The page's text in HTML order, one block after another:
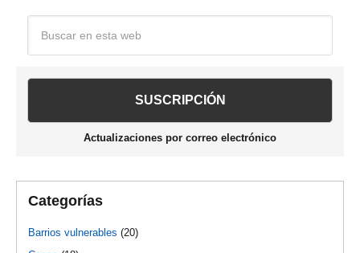
Barra
lateral
principal
Actualizaciones por correo electrónico
Categorías
Barrios vulnerables (20)